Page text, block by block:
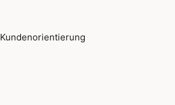
Kundenorientierung